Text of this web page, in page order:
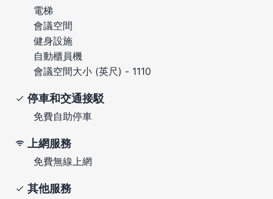
電梯
會議空間
健身設施
自動櫃員機
會議空間大小 (英尺) - 1110
停車和交通接駁
免費自助停車
上網服務
免費無線上網
其他服務